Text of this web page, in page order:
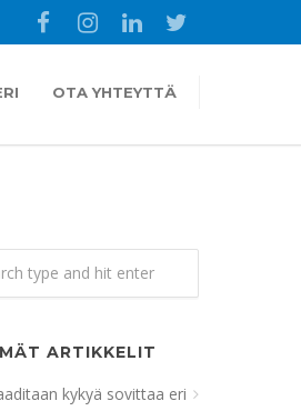
OTA YHTEYTTÄ
ARTIKKELIT
kykyä sovittaa eri